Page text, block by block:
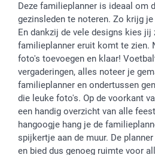
Cookiebeleid
Reviews
Prijslijst
Investor Relations
smartfriends
service@smartphoto.nl
Affiliate partnerprogramma
Partnerships
Influencer partnerprogramma
Vaderdag
Huwelijk
Deze familieplanner is ideaal om
gezinsleden te noteren. Zo krijg
En dankzij de vele designs kies
familieplanner eruit komt te zien.
foto's toevoegen en klaar!
vergaderingen, alles noteer je
familieplanner en ondertussen
die leuke foto's. Op de voorkant
een handig overzicht van alle
hangoogje hang je de
spijkertje aan de muur. De
en bied dus genoeg ruimte voor